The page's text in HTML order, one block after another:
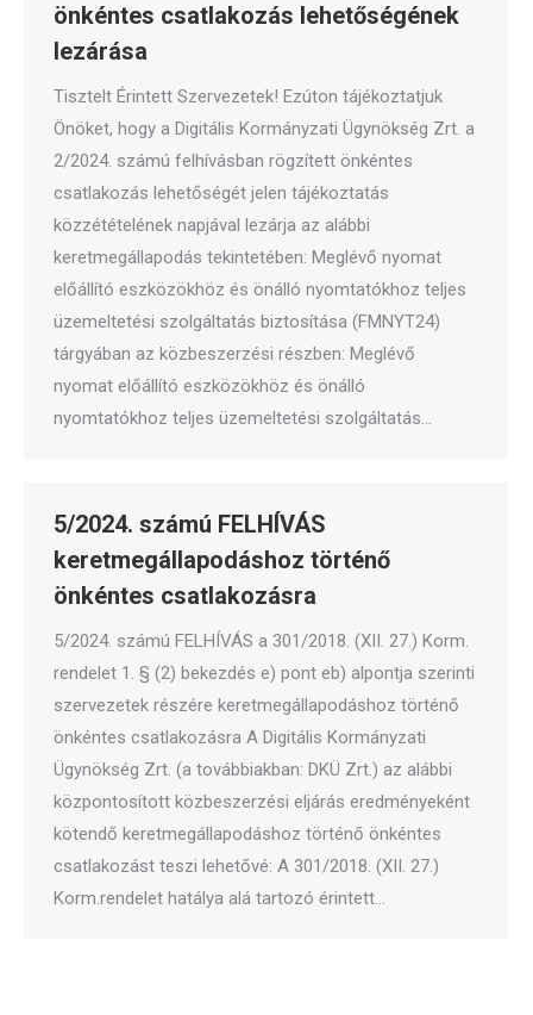
önkéntes csatlakozás lehetőségének
lezárása
Tisztelt Érintett Szervezetek! Ezúton tájékoztatjuk
Önöket, hogy a Digitális Kormányzati Ügynökség Zrt. a
2/2024. számú felhívásban rögzített önkéntes
csatlakozás lehetőségét jelen tájékoztatás
közzétételének napjával lezárja az alábbi
keretmegállapodás tekintetében: Meglévő nyomat
előállító eszközökhöz és önálló nyomtatókhoz teljes
üzemeltetési szolgáltatás biztosítása (FMNYT24)
tárgyában az közbeszerzési részben: Meglévő
nyomat előállító eszközökhöz és önálló
nyomtatókhoz teljes üzemeltetési szolgáltatás…
5/2024. számú FELHÍVÁS
keretmegállapodáshoz történő
önkéntes csatlakozásra
5/2024. számú FELHÍVÁS a 301/2018. (XII. 27.) Korm.
rendelet 1. § (2) bekezdés e) pont eb) alpontja szerinti
szervezetek részére keretmegállapodáshoz történő
önkéntes csatlakozásra A Digitális Kormányzati
Ügynökség Zrt. (a továbbiakban: DKÜ Zrt.) az alábbi
központosított közbeszerzési eljárás eredményeként
kötendő keretmegállapodáshoz történő önkéntes
csatlakozást teszi lehetővé: A 301/2018. (XII. 27.)
Korm.rendelet hatálya alá tartozó érintett…